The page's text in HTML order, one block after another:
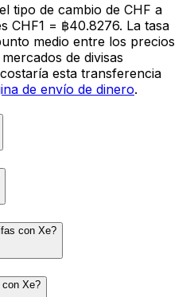
tipo de cambio de CHF a
CHF1 = ฿40.8276. La tasa
medio entre los precios
de divisas
esta transferencia
de envío de dinero.
con Xe?
con Xe?